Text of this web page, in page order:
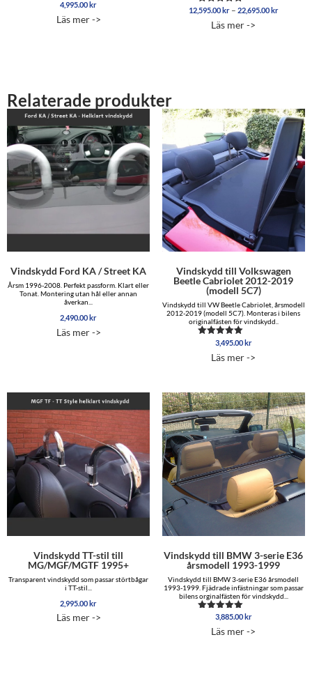
4,995.00kr
Läs mer ->
Betygsatt
av 5
12,595.00kr – 22,695.00kr
Läs mer ->
Relaterade produkter
Vindskydd Ford KA / Street KA
Årsm 1996-2008. Perfekt passform. Klart eller
Tonat. Montering utan hål eller annan
åverkan...
2,490.00 kr
Läs mer ->
Vindskydd till Volkswagen
Beetle Cabriolet 2012-2019
(modell 5C7)
Vindskydd till VW Beetle Cabriolet, årsmodell
2012-2019 (modell 5C7). Monteras i bilens
originalfästen för vindskydd..
Betygsatt
av 5
3,495.00 kr
Läs mer ->
Vindskydd TT-stil till
MG/MGF/MGTF 1995+
Transparent vindskydd som passar störtbågar
i TT-stil...
2,995.00kr
Läs mer ->
Vindskydd till BMW 3-serie E36
årsmodell 1993-1999
Vindskydd till BMW 3-serie E36 årsmodell
1993-1999. Fjädrade infästningar som passar
bilens orginalfästen för vindskydd...
Betygsatt
av 5
3,885.00 kr
Läs mer ->